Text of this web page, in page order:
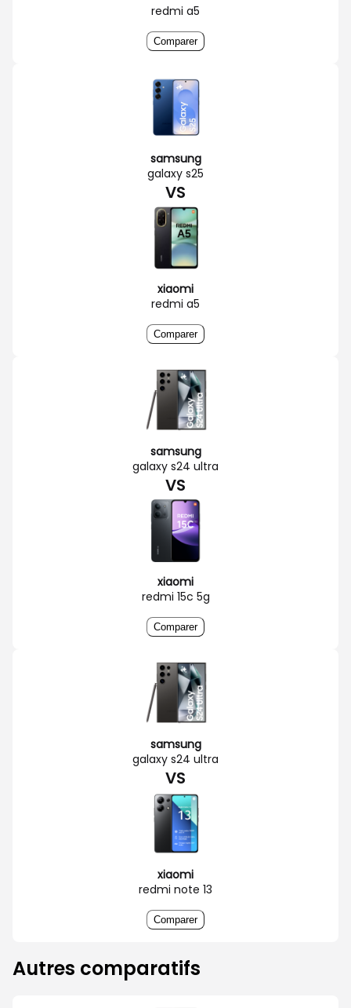
redmi a5
Comparer
samsung
galaxy s25
VS
xiaomi
redmi a5
Comparer
samsung
galaxy s24 ultra
VS
xiaomi
redmi 15c 5g
Comparer
samsung
galaxy s24 ultra
VS
xiaomi
redmi note 13
Comparer
Autres comparatifs